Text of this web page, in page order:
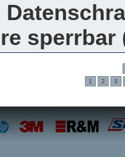
sperrbar
1 2 3